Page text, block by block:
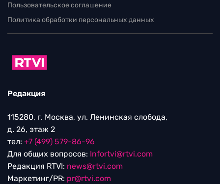
Пользовательское соглашение
Политика обработки персональных данных
Редакция
115280, г. Москва, ул. Ленинская слобода,
д. 26, этаж 2
тел: +7 (499) 579-86-96
Для общих вопросов: Infortvi@rtvi.com
Редакция RTVI: news@rtvi.com
Маркетинг/PR: pr@rtvi.com